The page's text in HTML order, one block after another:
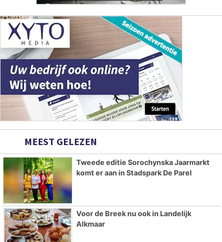
MEEST GELEZEN
Tweede editie Sorochynska Jaarmarkt
komt er aan in Stadspark De Parel
Voor de Breek nu ook in Landelijk
Alkmaar